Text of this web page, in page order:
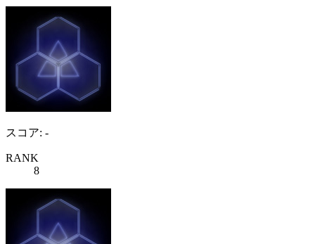
スコア: -
RANK
8